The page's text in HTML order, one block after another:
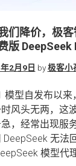
联
网
推
版
以
及
最
新
们降价，极客
版 DeepSeek
2月9日 by极客小
模型自发布以
风头无两，这
，经常出现服
DeepSeek 无法
模型代